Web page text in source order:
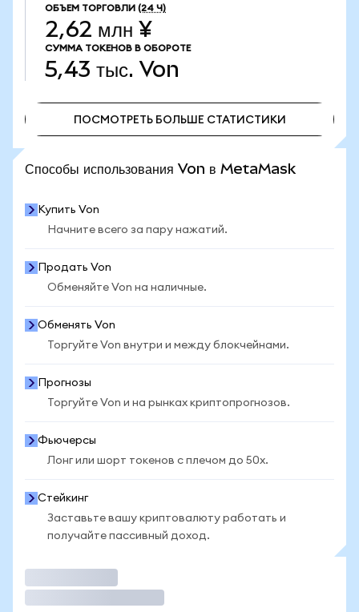
ОБЪЕМ ТОРГОВЛИ (24 Ч)
2,62 млн ¥
СУММА ТОКЕНОВ В ОБОРОТЕ
5,43 тыс. Von
ПОСМОТРЕТЬ БОЛЬШЕ СТАТИСТИКИ
Способы использования Von в MetaMask
Купить Von
Начните всего за пару нажатий.
Продать Von
Обменяйте Von на наличные.
Обменять Von
Торгуйте Von внутри и между блокчейнами.
Прогнозы
Торгуйте Von и на рынках криптопрогнозов.
Фьючерсы
Лонг или шорт токенов с плечом до 50x.
Стейкинг
Заставьте вашу криптовалюту работать и
получайте пассивный доход.